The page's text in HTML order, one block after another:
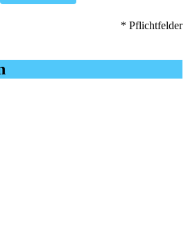
* Pflichtfelder